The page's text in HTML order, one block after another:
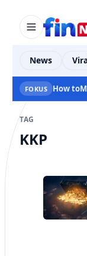
News
FOKUS How to
TAG
KKP